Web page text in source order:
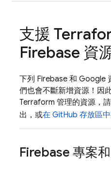
支援
Firebase 資
下列 Firebase 和 Google
們也會不斷新增資源！因
Terraform 管理的資源，
出，或在 GitHub 存放區
Firebase 專案